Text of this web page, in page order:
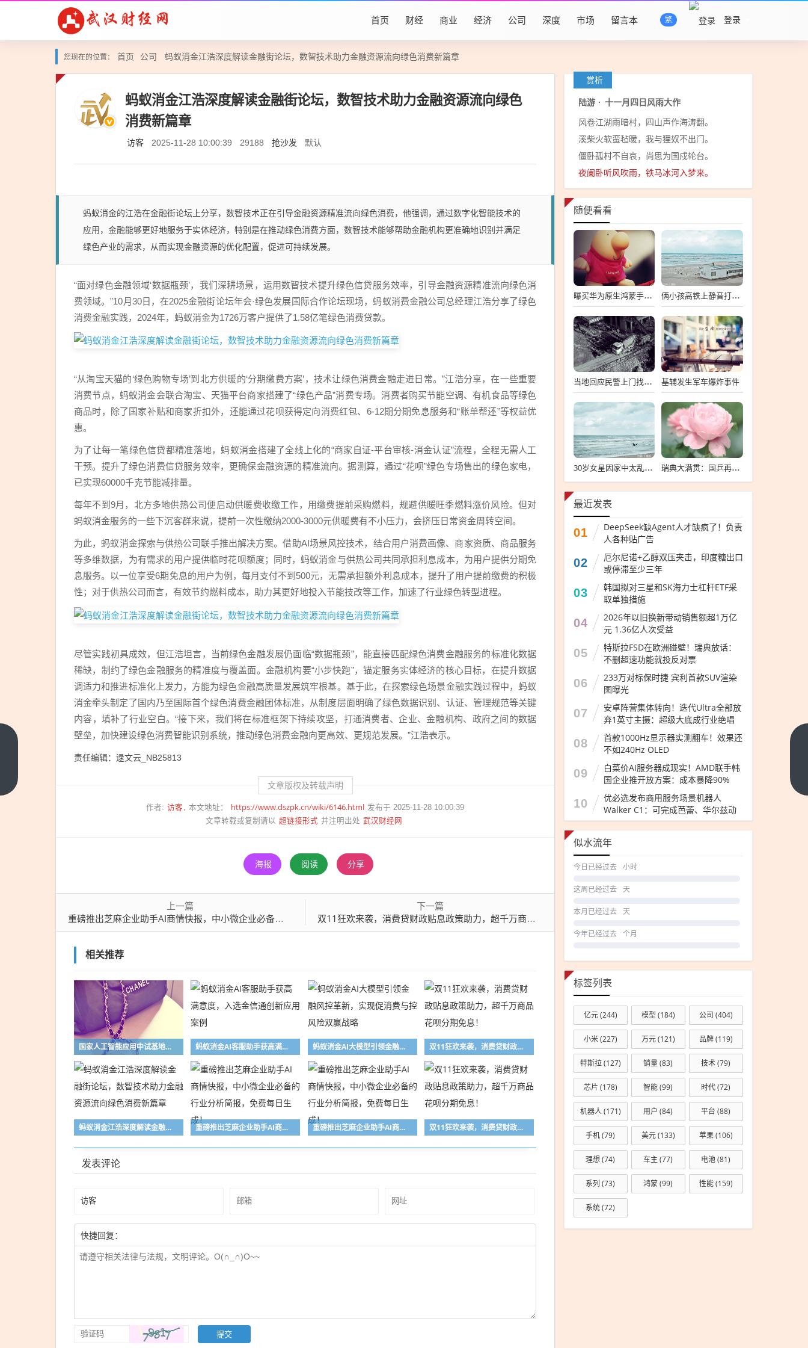
登录
繁
首页 财经 商业 经济 公司 深度 市场 留言本
您现在的位置： 首页 公司 蚂蚁消金江浩深度解读金融街论坛，数智技术助力金融资源流向绿色消费新篇章
蚂蚁消金江浩深度解读金融街论坛，数智技术助力金融资源流向绿色
消费新篇章
访客 2025-11-28 10:00:39 29188 抢沙发 默认
蚂蚁消金的江浩在金融街论坛上分享，数智技术正在引导金融资源精准流向绿色消费，他强调，通过数字化智能技术的
应用，金融能够更好地服务于实体经济，特别是在推动绿色消费方面，数智技术能够帮助金融机构更准确地识别并满足
绿色产业的需求，从而实现金融资源的优化配置，促进可持续发展。
“面对绿色金融领域‘数据瓶颈’，我们深耕场景，运用数智技术提升绿色信贷服务效率，引导金融资源精准流向绿色消
费领域。”10月30日，在2025金融街论坛年会·绿色发展国际合作论坛现场，蚂蚁消费金融公司总经理江浩分享了绿色
消费金融实践，2024年，蚂蚁消金为1726万客户提供了1.58亿笔绿色消费贷款。
“从淘宝天猫的‘绿色购物专场’到北方供暖的‘分期缴费方案’，技术让绿色消费金融走进日常。”江浩分享，在一些重要
消费节点，蚂蚁消金会联合淘宝、天猫平台商家搭建了“绿色产品”消费专场。消费者购买节能空调、有机食品等绿色
商品时，除了国家补贴和商家折扣外，还能通过花呗获得定向消费红包、6-12期分期免息服务和“账单帮还”等权益优
惠。
为了让每一笔绿色信贷都精准落地，蚂蚁消金搭建了全线上化的“商家自证-平台审核-消金认证”流程，全程无需人工
干预。提升了绿色消费信贷服务效率，更确保金融资源的精准流向。据测算，通过“花呗”绿色专场售出的绿色家电，
已实现60000千克节能减排量。
每年不到9月，北方多地供热公司便启动供暖费收缴工作，用缴费提前采购燃料，规避供暖旺季燃料涨价风险。但对
蚂蚁消金服务的一些下沉客群来说，提前一次性缴纳2000-3000元供暖费有不小压力，会挤压日常资金周转空间。
为此，蚂蚁消金探索与供热公司联手推出解决方案。借助AI场景风控技术，结合用户消费画像、商家资质、商品服务
等多维数据，为有需求的用户提供临时花呗额度；同时，蚂蚁消金与供热公司共同承担利息成本，为用户提供分期免
息服务。以一位享受6期免息的用户为例，每月支付不到500元，无需承担额外利息成本，提升了用户提前缴费的积极
性；对于供热公司而言，有效节约燃料成本，助力其更好地投入节能技改等工作，加速了行业绿色转型进程。
尽管实践初具成效，但江浩坦言，当前绿色金融发展仍面临“数据瓶颈”，能直接匹配绿色消费金融服务的标准化数据
稀缺，制约了绿色金融服务的精准度与覆盖面。金融机构要“小步快跑”，锚定服务实体经济的核心目标，在提升数据
调适力和推进标准化上发力，方能为绿色金融高质量发展筑牢根基。基于此，在探索绿色场景金融实践过程中，蚂蚁
消金牵头制定了国内乃至国际首个绿色消费金融团体标准，从制度层面明确了绿色数据识别、认证、管理规范等关键
内容，填补了行业空白。“接下来，我们将在标准框架下持续攻坚，打通消费者、企业、金融机构、政府之间的数据
壁垒，加快建设绿色消费智能识别系统，推动绿色消费金融向更高效、更规范发展。”江浩表示。
责任编辑：逯文云_NB25813
文章版权及转载声明
作者: 访客 本文地址： https://www.dszpk.cn/wiki/6146.html 发布于 2025-11-28 10:00:39
文章转载或复制请以 超链接形式 并注明出处 武汉财经网
海报 阅读 分享
上一篇
重磅推出芝麻企业助手AI商情快报，中小微企业必备的行业分析简报，免费每日生成！
下一篇
双11狂欢来袭，消费贷财政贴息政策助力，超千万商品花呗分期免息！
相关推荐
国家人工智能应用中试基地（医疗）浙江年度重大成果发布 蚂蚁消金AI客服助手获高满意度，入选金信通创新应用案例 蚂蚁消金AI大模型引领金融风控革新，实现促消费与控风险双赢战略 双11狂欢来袭，消费贷财政贴息政策助力，超千万商品花呗分期免息！
蚂蚁消金江浩深度解读金融街论坛，数智技术助力金融资源流向绿色消费新篇章 重磅推出芝麻企业助手AI商情快报，中小微企业必备的行业分析简报，免费每日生成！ 重磅推出芝麻企业助手AI商情快报，中小微企业必备的行业分析简报，免费每日生成！ 双11狂欢来袭，消费贷财政贴息政策助力，超千万商品花呗分期免息！
发表评论
快捷回复：
赏析
陆游 · 十一月四日风雨大作
风卷江湖雨暗村，四山声作海涛翻。
溪柴火软蛮毡暖，我与狸奴不出门。
僵卧孤村不自哀，尚思为国戍轮台。
夜阑卧听风吹雨，铁马冰河入梦来。
随便看看
曝买华为原生鸿蒙手机要签知情书 俩小孩高铁上静音打架只动手不动嘴
当地回应民警上门找曝光者谈话 基辅发生军车爆炸事件
30岁女星因家中太乱发文致歉 瑞典大满贯：国乒再赢2场
最近发表
01
DeepSeek缺Agent人才缺疯了！负责
人各种贴广告
02
厄尔尼诺+乙醇双压夹击，印度糖出口
或停滞至少三年
03
韩国拟对三星和SK海力士杠杆ETF采
取单独措施
04
2026年以旧换新带动销售额超1万亿
元 1.36亿人次受益
05
特斯拉FSD在欧洲碰壁！瑞典放话：
不删超速功能就投反对票
06
233万对标保时捷 宾利首款SUV渲染
图曝光
07
安卓阵营集体转向！迭代Ultra全部放
弃1英寸主摄：超级大底成行业绝唱
08
首款1000Hz显示器实测翻车！效果还
不如240Hz OLED
09
白菜价AI服务器成现实！AMD联手韩
国企业推开放方案：成本暴降90%
10
优必选发布商用服务场景机器人
Walker C1：可完成芭蕾、华尔兹动
作
似水流年
今日已经过去 小时
这周已经过去 天
本月已经过去 天
今年已经过去 个月
标签列表
亿元(244) 模型 (184) 公司 (404)
小米(227) 万元(121) 品牌(119)
特斯拉(127) 销量(83) 技术(79)
芯片 (178) 智能(99) 时代(72)
机器人(171) 用户 (84) 平台 (88)
手机(79) 美元(133) 苹果(106)
理想(74) 车主 (77) 电池(81)
系列 (73) 鸿蒙(99) 性能(159)
系统(72)